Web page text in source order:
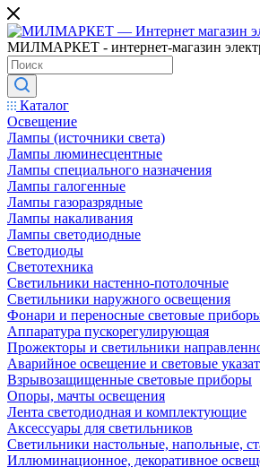
МИЛМАРКЕТ - интернет-магазин
Каталог
Освещение
Лампы (источники света)
Лампы люминесцентные
Лампы специального назначения
Лампы галогенные
Лампы газоразрядные
Лампы накаливания
Лампы светодиодные
Светодиоды
Светотехника
Светильники настенно-потолочные
Светильники наружного освещения
Фонари и переносные световые
Аппаратура пускорегулирующая
Прожекторы и светильники
Аварийное освещение и световые
Взрывозащищенные световые приборы
Опоры, мачты освещения
Лента светодиодная и комплектующие
Аксессуары для светильников
Светильники настольные, напольные,
Иллюминационное, декоративное